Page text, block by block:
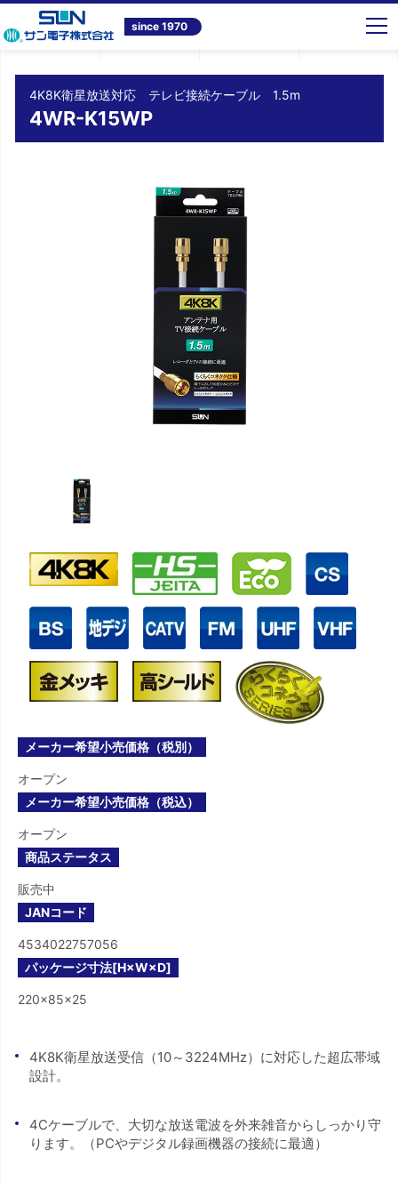
since 1970
トップ 商品情報 テレビ共同受信システム機器 4K8K衛星放送対応 テレビ接続ケーブル 1.5m 4WR-K15WP
4K8K衛星放送対応 テレビ接続ケーブル 1.5m
4WR-K15WP
メーカー希望小売価格（税別）
オープン
メーカー希望小売価格（税込）
オープン
商品ステータス
販売中
JANコード
4534022757056
パッケージ寸法[H×W×D]
220×85×25
4K8K衛星放送受信（10～3224MHz）に対応した超広帯域
設計。
4Cケーブルで、大切な放送電波を外来雑音からしっかり守
ります。（PCやデジタル録画機器の接続に最適）